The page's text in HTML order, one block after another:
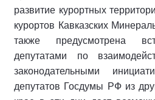
развитие курортных
курортов Кавказских
также предусмотрена
депутатами по
законодательными
депутатов Госдумы РФ из